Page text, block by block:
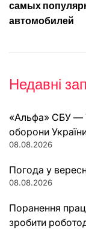
самых
автомобилей
Недавні
«Альфа» СБУ —
оборони
08.08.2026
Погода у
08.08.2026
Поранення
зробити